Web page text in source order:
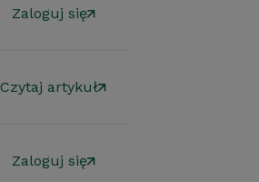
Zaloguj się
Czytaj artykuł
Zaloguj się